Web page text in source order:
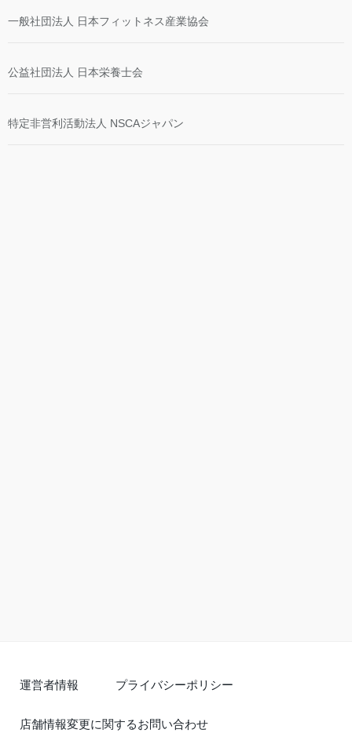
一般社団法人 日本フィットネス産業協会
公益社団法人 日本栄養士会
特定非営利活動法人 NSCAジャパン
運営者情報 プライバシーポリシー
店舗情報変更に関するお問い合わせ